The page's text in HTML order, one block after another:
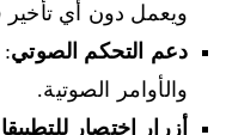
ويعمل دون أي تأخير
دعم التحكم الصوتي
والأوامر الصوتية.
أزرار اختصار